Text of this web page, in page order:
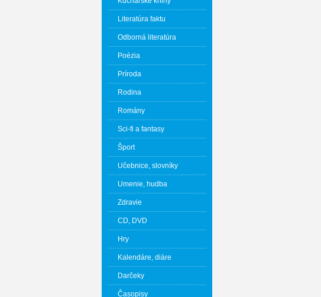
Literatúra faktu
Odborná literatúra
Poézia
Príroda
Rodina
Romány
Sci-fi a fantasy
Šport
Učebnice, slovníky
Umenie, hudba
Zdravie
CD, DVD
Hry
Kalendáre, diáre
Darčeky
Časopisy